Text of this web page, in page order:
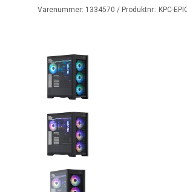
Varenummer: 1334570 / Produktnr.: KPC-